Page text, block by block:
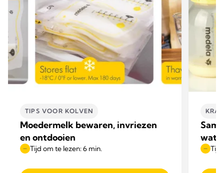
TIPS VOOR KOLVEN
Moedermelk bewaren, invriezen
en ontdooien
Tijd om te lezen: 6 min.
wat
Tijd